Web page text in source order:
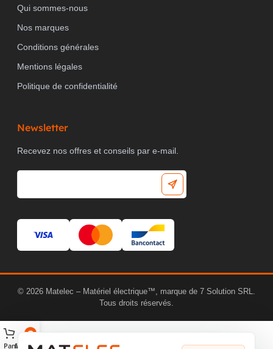
TENSION NOMINALE
COMPATIBLE AVEC CASAMBI
FOOTPRINT (CO2)
PanierMatelec AI
Qui sommes-nous
Nos marques
Conditions générales
Mentions légales
Politique de confidentialité
Newsletter
Recevez nos offres et conseils par e-mail.
© 2026 Matelec – Matériel électrique™, marque de 7 Solution SRL.
Tous droits réservés.